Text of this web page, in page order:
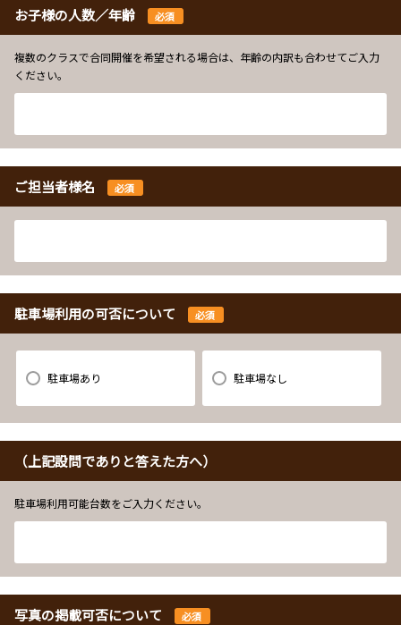
お子様の人数／年齢 必須
複数のクラスで合同開催を希望される場合は、年齢の内訳も合わせてご入力
ください。
ご担当者様名 必須
駐車場利用の可否について 必須
駐車場あり 駐車場なし
（上記設問でありと答えた方へ）
駐車場利用可能台数をご入力ください。
写真の掲載可否について 必須